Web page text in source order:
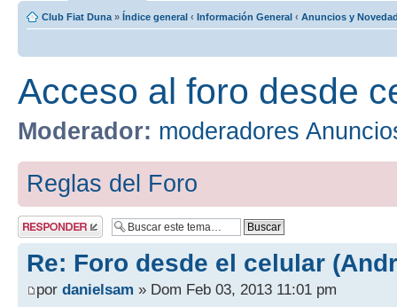
Club Fiat Duna » Índice general ‹ Información General ‹ Anuncios y
Acceso al foro desde
Moderador: moderadores
Reglas del Foro
Publicar una
respuesta
Re: Foro desde el celular
por danielsam » Dom Feb 03, 2013 11:01 pm